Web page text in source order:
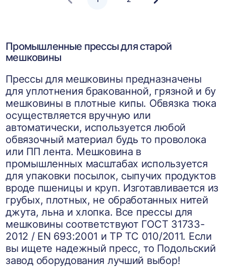
Следующая
Промышленные прессы для старой
мешковины
Прессы для мешковины предназначены
для уплотнения бракованной, грязной и бу
мешковины в плотные кипы. Обвязка тюка
осуществляется вручную или
автоматически, используется любой
обвязочный материал будь то проволока
или ПП лента. Мешковина в
промышленных масштабах используется
для упаковки посылок, сыпучих продуктов
вроде пшеницы и круп. Изготавливается из
грубых, плотных, не обработанных нитей
джута, льна и хлопка. Все прессы для
мешковины соответствуют ГОСТ 31733-
2012 / EN 693:2001 и ТР ТС 010/2011. Если
вы ищете надежный пресс, то Подольский
завод оборудования лучший выбор!